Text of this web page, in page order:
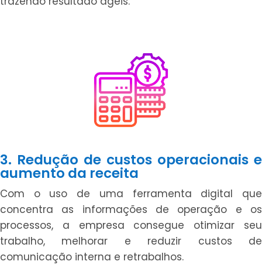
3. Redução de custos operacionais e
aumento da receita
Com o uso de uma ferramenta digital que
concentra as informações de operação e os
processos, a empresa consegue otimizar seu
trabalho, melhorar e reduzir custos de
comunicação interna e retrabalhos.